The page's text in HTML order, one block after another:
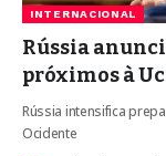
INTERNACIONAL
Rússia
próximos à
Rússia intensifica
Ocidente